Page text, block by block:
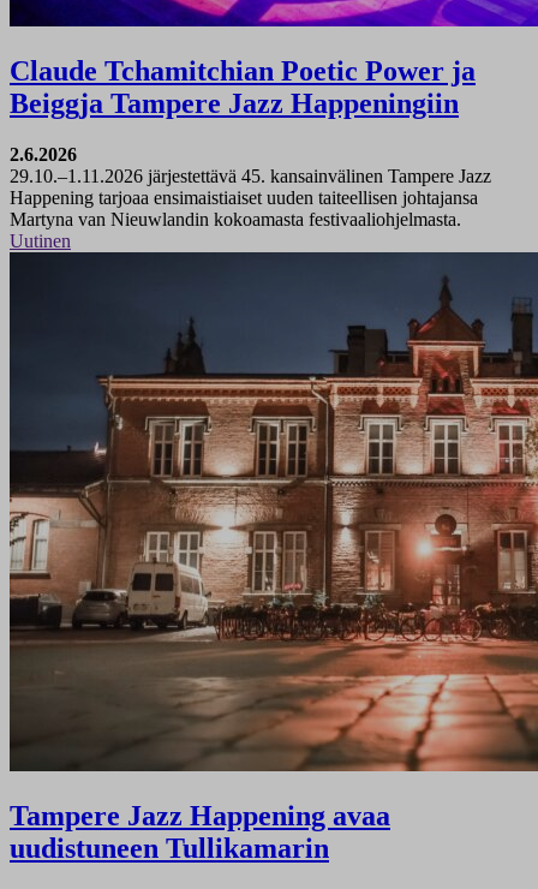
Claude Tchamitchian Poetic Power ja
Beiggja Tampere Jazz Happeningiin
2.6.2026
29.10.–1.11.2026 järjestettävä 45. kansainvälinen Tampere Jazz
Happening tarjoaa ensimaistiaiset uuden taiteellisen johtajansa
Martyna van Nieuwlandin kokoamasta festivaaliohjelmasta.
Uutinen
Tampere Jazz Happening avaa
uudistuneen Tullikamarin